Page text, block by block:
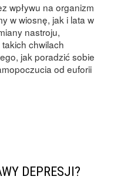
wpływu na organizm
w wiosnę, jak i lata w
nastroju,
chwilach
jak poradzić sobie
od euforii
DEPRESJI?